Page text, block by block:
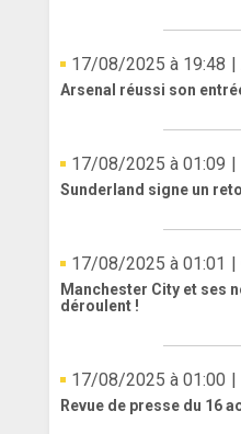
17/08/2025 à 19:48 |
Arsenal réussi son
17/08/2025 à 01:09 |
Sunderland signe un
17/08/2025 à 01:01 |
Manchester City et ses
déroulent !
17/08/2025 à 01:00 |
Revue de presse du 16